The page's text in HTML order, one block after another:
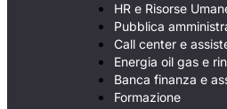
HR e Risorse
Pubblica
Call center e
Energia oil gas e
Banca finanza e
Formazione